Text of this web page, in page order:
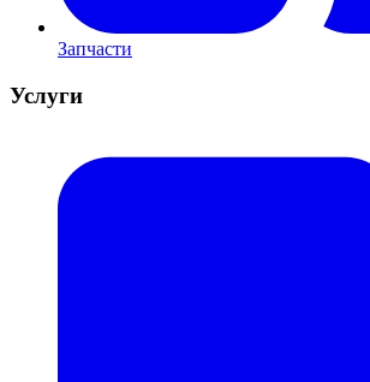
Запчасти
Услуги